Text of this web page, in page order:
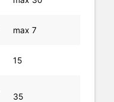
max 7
15
35